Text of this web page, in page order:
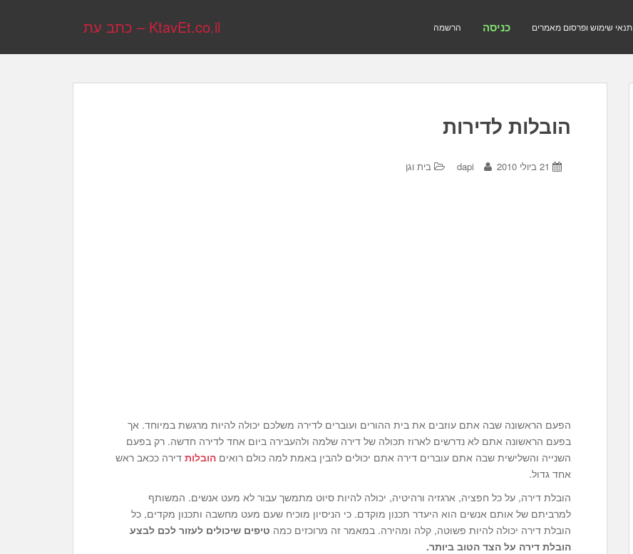
KtavEt.co.il – כתב עת הרשמה כניסה תנאי שימוש ופרסום מאמרים
הובלות לדירות
21 ביולי 2010 dapi בית וגן
הפעם הראשונה שבה אתם עוזבים את בית ההורים ועוברים לדירה משלכם יכולה להיות מרגשת במיוחד. אך
בפעם הראשונה אתם לא נדרשים לארוז תכולה של דירה שלמה ולהעבירה ביום אחד לדירה חדשה. רק בפעם
השנייה והשלישית שבה אתם עוברים דירה אתם יכולים להבין באמת למה כולם רואים הובלות דירה ככאב ראש
אחד גדול.
הובלת דירה, על כל חפציה, ארגזיה ורהיטיה, יכולה להיות סיוט מתמשך עבור לא מעט אנשים. המשותף
למרביתם של אותם אנשים הוא היעדר תכנון מוקדם. כי הניסיון מוכיח שעם מעט מחשבה ותכנון מקדים, כל
הובלת דירה יכולה להיות פשוטה, קלה ומהירה. במאמר זה מרוכזים כמה טיפים שיכולים לעזור לכם לבצע
הובלת דירה על הצד הטוב ביותר.